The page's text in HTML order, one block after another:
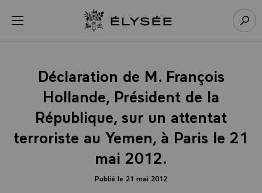
menu Retour à l’accueil Élysée
Déclaration de M. François
Hollande, Président de la
République, sur un attentat
terroriste au Yemen, à Paris le 21
mai 2012.
Publié le 21 mai 2012
Panneau de gestion des cookies